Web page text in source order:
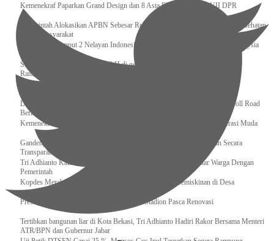
Kemenekraf Paparkan Grand Design dan 8 Asta Ekraf di Komisi VII DPR
Pemerintah Alokasikan APBN Sebesar Rp 3,4 Triliun untuk Program Cek Kesehatan
Gratis Masyarakat
Bakamla RI Jemput 2 Nelayan Indonesia di Perbatasan Terluar Indonesia Malaysia
Sidang Isbat Awal Syawal 1446 H di gelar oleh Kementerian Agama pada 29
Ramadan
Dukung Kelancaran Lalu Lintas Libur Idul Fitri 1446h / 2025m, Waskita Toll Road
Berlakukan Diskon Tarif Sebesar 20%
Kemenekraf – Kemeninves Perkuat Sinergi Demi Lapangan Kerja Generasi Muda
Gandeng KPK , Gus Ipul Memastikan Penyaluran Bansos Dilakukan Secara
Transparan dan Tepat Sasaran
Tri Adhianto Katakan : Tarling Sebagai Sarana Komunikasi Antar Warga Dengan
Pemerintah
Kopdes Merah Putih Instrumen Penting Pengentasan Kemiskinan di Desa
Presiden, Prabowo Subianto Resmikan 17 Stadion Pasca Renovasi
Tertibkan bangunan liar di Kota Bekasi, Tri Adhianto Hadiri Rakor Bersama Menteri
ATR/BPN dan Gubernur Jabar